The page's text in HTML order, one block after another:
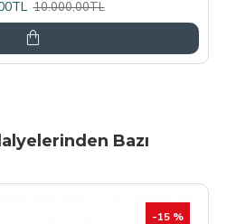
Bazı
YENI